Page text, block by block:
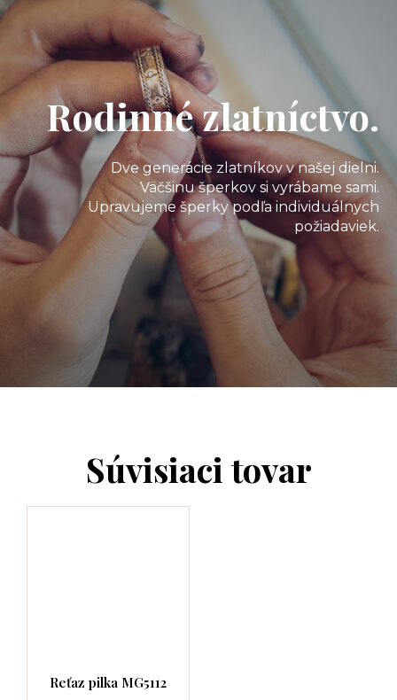
Rodinné zlatníctvo.
Dve generácie zlatníkov v našej dielni.
Väčšinu šperkov si vyrábame sami.
Upravujeme šperky podľa individuálnych
požiadaviek.
Súvisiaci tovar
Reťaz pilka MG5112